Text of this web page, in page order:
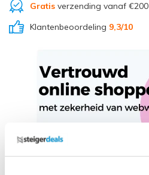
Gratisverzending vanaf €200
Klantenbeoordeling 9,3/10
Deel via Whatsapp